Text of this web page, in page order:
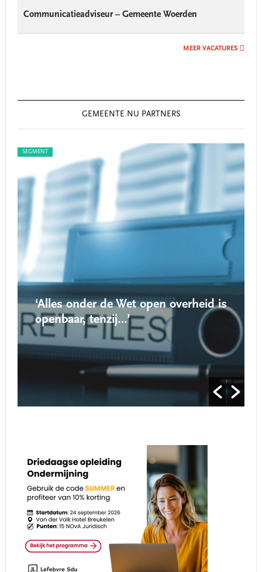
Communicatieadviseur – Gemeente Woerden
MEER VACATURES
GEMEENTE.NU PARTNERS
SEGMENT
‘Alles onder de Wet open overheid is
openbaar, tenzij…’